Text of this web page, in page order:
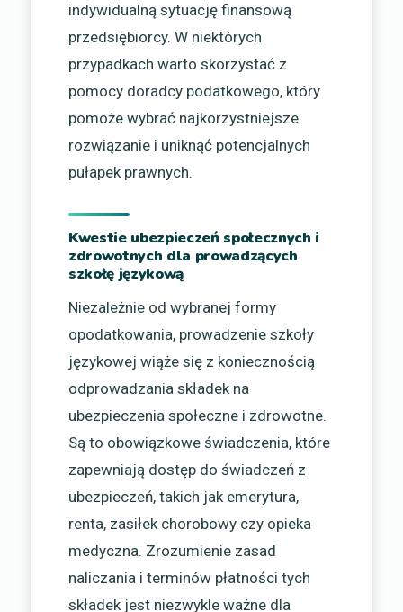
indywidualną sytuację finansową
przedsiębiorcy. W niektórych
przypadkach warto skorzystać z
pomocy doradcy podatkowego, który
pomoże wybrać najkorzystniejsze
rozwiązanie i uniknąć potencjalnych
pułapek prawnych.
Kwestie ubezpieczeń społecznych i
zdrowotnych dla prowadzących
szkołę językową
Niezależnie od wybranej formy
opodatkowania, prowadzenie szkoły
językowej wiąże się z koniecznością
odprowadzania składek na
ubezpieczenia społeczne i zdrowotne.
Są to obowiązkowe świadczenia, które
zapewniają dostęp do świadczeń z
ubezpieczeń, takich jak emerytura,
renta, zasiłek chorobowy czy opieka
medyczna. Zrozumienie zasad
naliczania i terminów płatności tych
składek jest niezwykle ważne dla